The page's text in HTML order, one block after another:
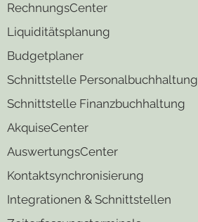
RechnungsCenter
Liquiditätsplanung
Budgetplaner
Schnittstelle Personalbuchhaltung
Schnittstelle Finanzbuchhaltung
AkquiseCenter
AuswertungsCenter
Kontaktsynchronisierung
Integrationen & Schnittstellen